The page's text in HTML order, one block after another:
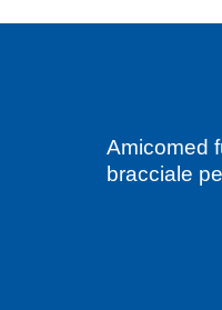
Amicomed
bracciale